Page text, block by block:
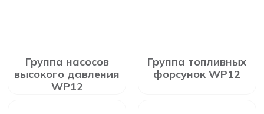
Группа насосов
высокого давления
WP12
Группа топливных
форсунок WP12